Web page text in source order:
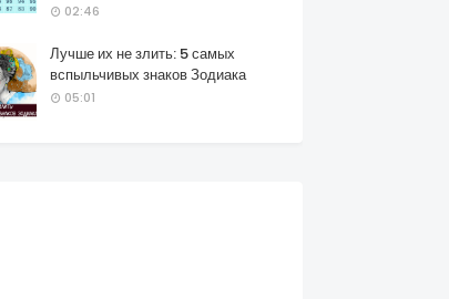
02:46
Лучше их не злить: 5 самых
вспыльчивых знаков Зодиака
05:01